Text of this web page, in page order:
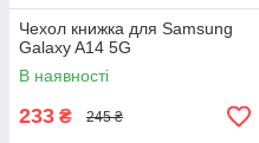
Чехол книжка для Samsung
Galaxy A14 5G
В наявності
233 ₴ 245 ₴